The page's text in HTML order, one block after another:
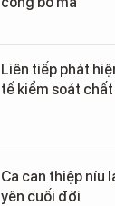
Liên tiếp phát
tế kiểm soát
Ca can thiệp níu
yên cuối đời